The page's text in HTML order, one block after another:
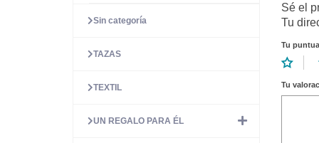
Sé el
Tu
Tu
Tu
Sin categoría
TAZAS
TEXTIL
UN REGALO PARA ÉL